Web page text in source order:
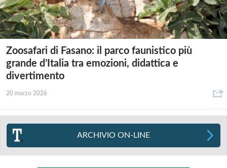
Zoosafari di Fasano: il parco faunistico più
grande d’Italia tra emozioni, didattica e
divertimento
20 marzo 2026
ARCHIVIO ON-LINE